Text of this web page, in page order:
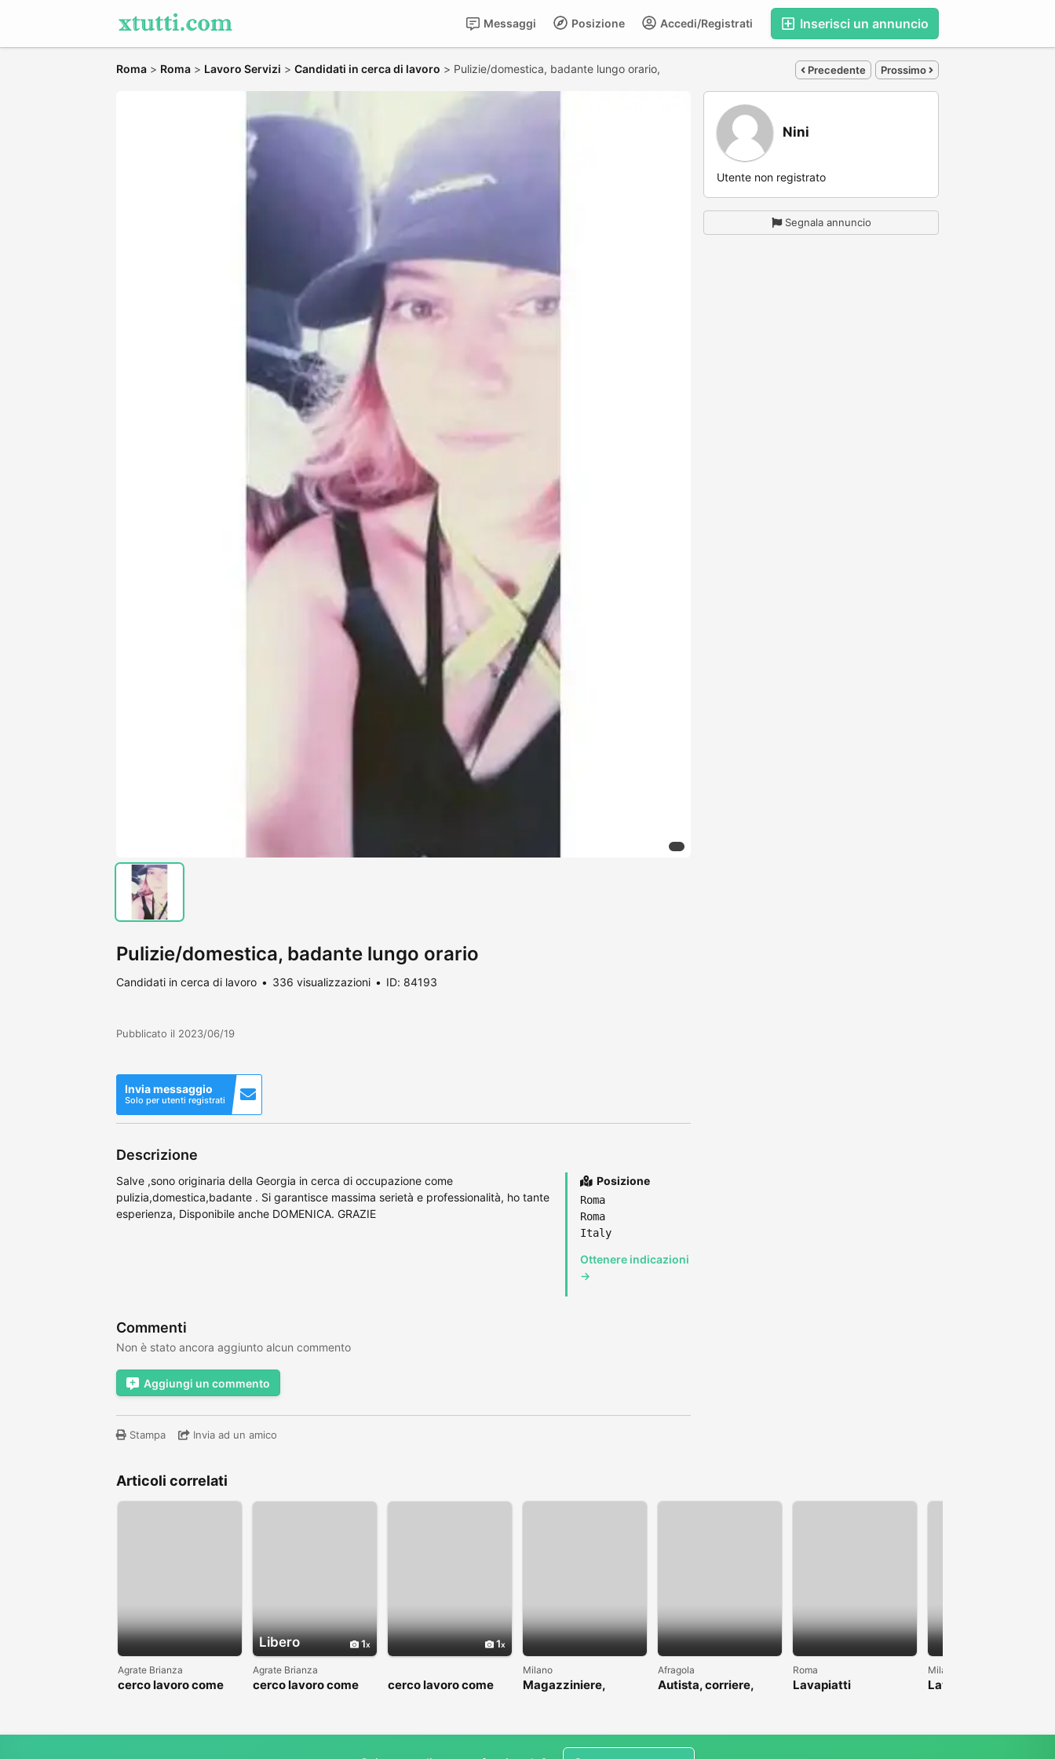
Inserisci un annuncio
Accedi/Registrati
Posizione
Messaggi
Roma > Roma > Lavoro Servizi > Candidati in cerca di lavoro > Pulizie/domestica, badante lungo orario, Precedente Prossimo
Pulizie/domestica, badante lungo orario
Candidati in cerca di lavoro 336 visualizzazioni ID: 84193
Pubblicato il 2023/06/19
Invia messaggio
Solo per utenti registrati
Descrizione
Salve ,sono originaria della Georgia in cerca di occupazione come
pulizia,domestica,badante . Si garantisce massima serietà e professionalità, ho tante
esperienza, Disponibile anche DOMENICA. GRAZIE
Posizione
Roma
Roma
Italy
Ottenere indicazioni
→
Commenti
Non è stato ancora aggiunto alcun commento
Aggiungi un commento
Stampa Invia ad un amico
Nini
Utente non registrato
Segnala annuncio
Articoli correlati
Agrate Brianza
cerco lavoro come
Libero 1
Agrate Brianza
cerco lavoro come
1
cerco lavoro come
Milano
Magazziniere,
Afragola
Autista, corriere,
Roma
Lavapiatti
Milano
Lavoro come pulizie